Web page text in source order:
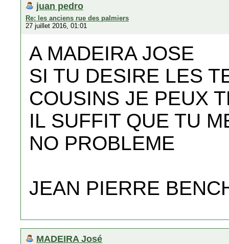
juan pedro
Re: les anciens rue des palmiers
27 juillet 2016, 01:01
A MADEIRA JOSE
SI TU DESIRE LES
COUSINS JE PEUX
IL SUFFIT QUE TU
NO PROBLEME
JEAN PIERRE
MADEIRA José